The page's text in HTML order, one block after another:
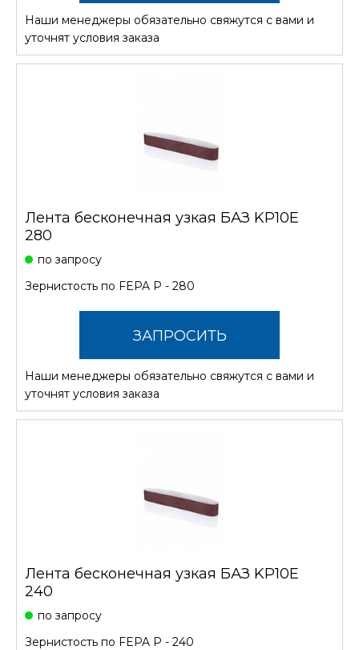
СТОИМОСТЬ
Наши менеджеры обязательно свяжутся с вами и
уточнят условия заказа
Лента бесконечная узкая БАЗ KP10E
280
по запросу
Зернистость по FEPA P - 280
ЗАПРОСИТЬ
СТОИМОСТЬ
Наши менеджеры обязательно свяжутся с вами и
уточнят условия заказа
Лента бесконечная узкая БАЗ KP10E
240
по запросу
Зернистость по FEPA P - 240